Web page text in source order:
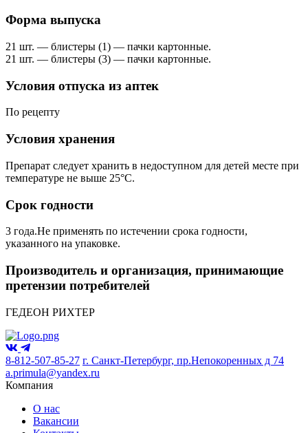
Форма выпуска
21 шт. — блистеры (1) — пачки картонные.
21 шт. — блистеры (3) — пачки картонные.
Условия отпуска из аптек
По рецепту
Условия хранения
Препарат следует хранить в недоступном для детей месте при
температуре не выше 25°C.
Срок годности
3 года.Не применять по истечении срока годности,
указанного на упаковке.
Производитель и организация, принимающие
претензии потребителей
ГЕДЕОН РИХТЕР
8-812-507-85-27 г. Санкт-Петербург, пр.Непокоренных д 74
a.primula@yandex.ru
Компания
О нас
Вакансии